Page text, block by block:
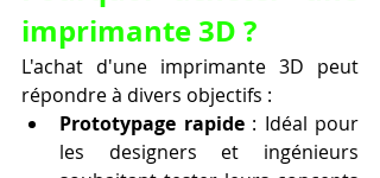
imprimante 3D ?
L'achat d'une imprimante 3D peut
répondre à divers objectifs :
Prototypage rapide : Idéal pour
les designers et ingénieurs